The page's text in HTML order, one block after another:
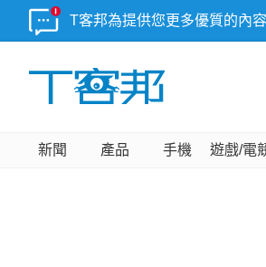
T客邦為提供您更多優質的內
新聞 產品 手機 遊戲/電